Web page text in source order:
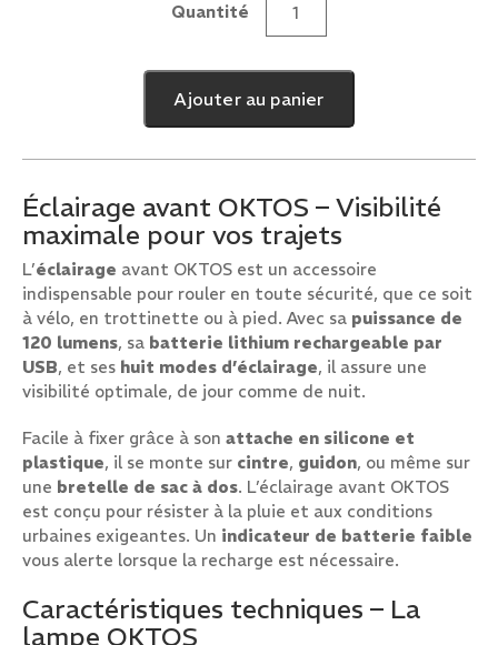
Quantitéquantité
Eclairage
Velo
avant
Oktos
Ajouter au panier
Éclairage avant OKTOS – Visibilité
maximale pour vos trajets
L’éclairage avant OKTOS est un accessoire
indispensable pour rouler en toute sécurité, que ce soit
à vélo, en trottinette ou à pied. Avec sa puissance de
120 lumens, sa batterie lithium rechargeable par
USB, et ses huit modes d’éclairage, il assure une
visibilité optimale, de jour comme de nuit.
Facile à fixer grâce à son attache en silicone et
plastique, il se monte sur cintre, guidon, ou même sur
une bretelle de sac à dos. L’éclairage avant OKTOS
est conçu pour résister à la pluie et aux conditions
urbaines exigeantes. Un indicateur de batterie faible
vous alerte lorsque la recharge est nécessaire.
Caractéristiques techniques – La
lampe OKTOS